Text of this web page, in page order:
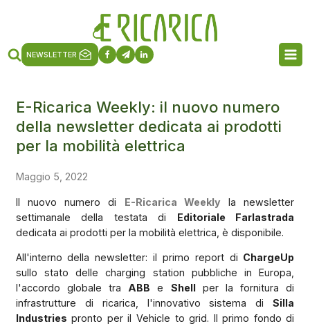
NEWSLETTER
E-Ricarica Weekly: il nuovo numero
della newsletter dedicata ai prodotti
per la mobilità elettrica
Maggio 5, 2022
Il nuovo numero di E-Ricarica Weekly la newsletter
settimanale della testata di Editoriale Farlastrada
dedicata ai prodotti per la mobilità elettrica, è disponibile.
All'interno della newsletter: il primo report di ChargeUp
sullo stato delle charging station pubbliche in Europa,
l'accordo globale tra ABB e Shellper la fornitura di
infrastrutture di ricarica, l'innovativo sistema diSilla
Industries pronto per il Vehicle to grid. Il primo fondo di